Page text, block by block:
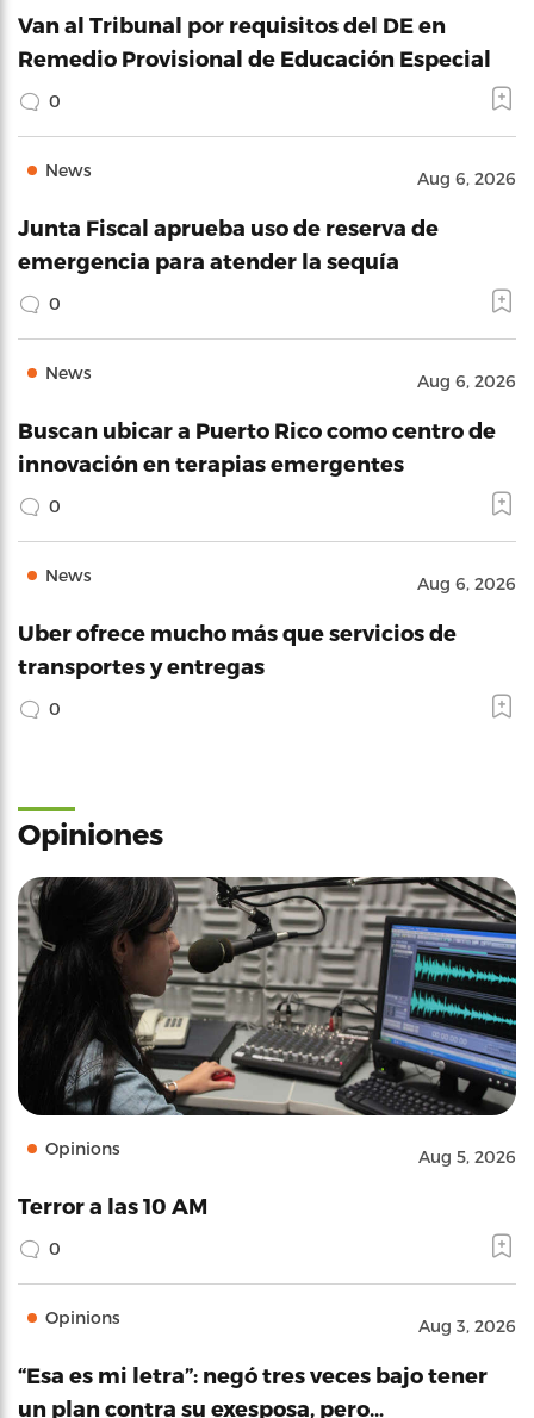
0
Aug 6, 2026
Buscan ubicar a Puerto Rico como centro de
innovación en terapias emergentes
0
Aug 6, 2026
Uber ofrece mucho más que servicios de
transportes y entregas
0
Opiniones
Terror a las 10 AM
0
Opinions Aug 3, 2026
“Esa es mi letra”: negó tres veces bajo tener
un plan contra su exesposa, pero…
0
Aug 3, 2026
Voy a Trump y pago doble
0
Opinions